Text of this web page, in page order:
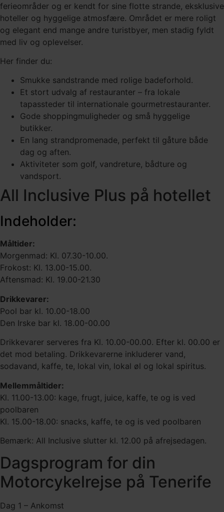
ferieområder og er kendt for sine flotte strande, eksklusive
hoteller og hyggelige atmosfære. Området er mere roligt
og elegant end mange andre turistbyer, men stadig fyldt
med liv og oplevelser.
Her finder du:
Smukke sandstrande med rolige badeforhold.
Et stort udvalg af restauranter – fra lokale
tapassteder til internationale gourmetrestauranter.
Gode shoppingmuligheder og små hyggelige
butikker.
En lang strandpromenade, perfekt til gåture både
dag og aften.
Aktiviteter som golf, vandreture, bådture og
vandsport.
All Inclusive Plus på hotellet
Indeholder:
Måltider:
Morgenmad: Kl. 07.30-10.00.
Frokost: Kl. 13.00-15.00.
Aftensmad: Kl. 19.00-21.30
Drikkevarer:
Pool bar kl. 10.00-18.00
Den Irske bar kl. 18.00-00.00
Drikkevarer serveres fra Kl. 10.00-00.00. Efter kl. 00.00 er
det mod betaling. Drikkevarerne inkluderer vand,
sodavand, kaffe, te, lokal vin, lokal øl og lokal spiritus.
Mellemmåltider:
Kl. 11.00-13.00: kage, frugt, juice, kaffe, te og is ved
poolbaren
Kl. 15.00-18.00: snacks, kaffe, te og is ved poolbaren
Bemærk: All Inclusive slutter kl. 12.00 på afrejsedagen.
Dagsprogram for din
Motorcykelrejse på Tenerife
Dag 1 – Ankomst